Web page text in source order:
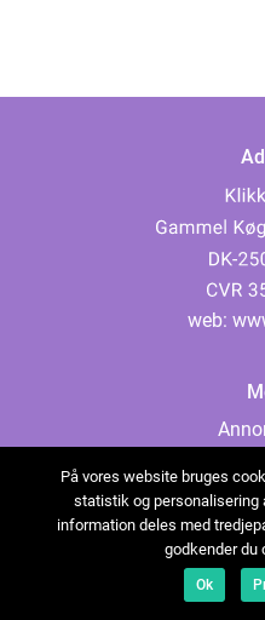
web:
På vores website bruges
statistik og personalisering
information deles med
godkender du
Ok